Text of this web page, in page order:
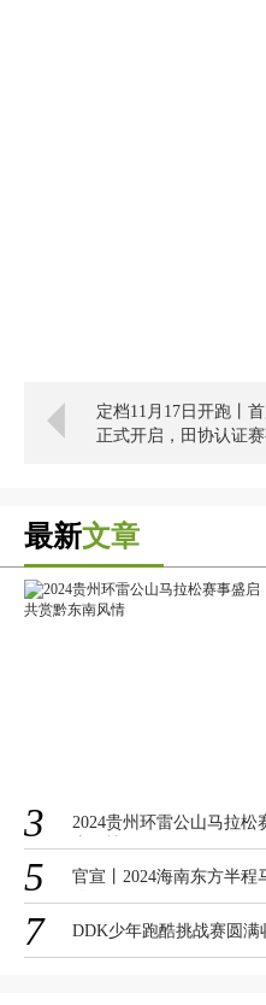
定档11月17日开跑丨
正式开启，田协认证赛
最新文章
3
2024贵州环雷公山马拉
5
官宣丨2024海南东方半程
7
DDK少年跑酷挑战赛圆满